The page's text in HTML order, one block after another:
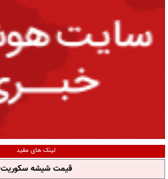
لینک های مفید
قیمت شیشه سکوریت